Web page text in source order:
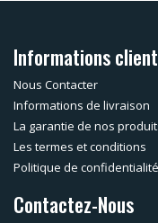
Informations client
Nous Contacter
Informations de livraison
La garantie de nos
Les termes et conditions
Politique de confidentialité
Contactez-Nous